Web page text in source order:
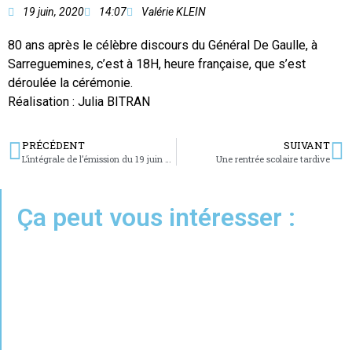
19 juin, 2020 14:07 Valérie KLEIN
80 ans après le célèbre discours du Général De Gaulle, à
Sarreguemines, c’est à 18H, heure française, que s’est
déroulée la cérémonie.
Réalisation : Julia BITRAN
PRÉCÉDENT
L’intégrale de l’émission du 19 juin 2020
SUIVANT
Une rentrée scolaire tardive
Ça peut vous intéresser :